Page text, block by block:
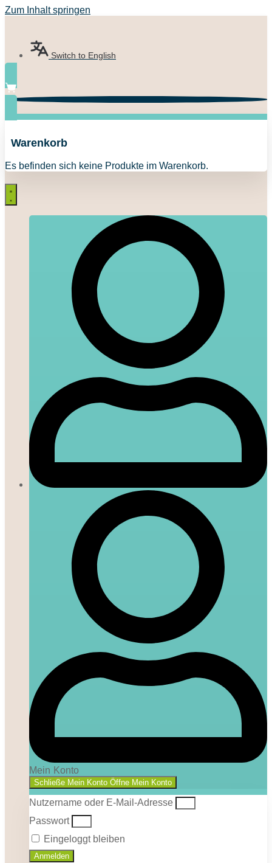
Zum Inhalt springen
Switch to English
Warenkorb
Es befinden sich keine Produkte im Warenkorb.
Mein Konto
Schließe Mein Konto Öffne Mein Konto
Nutzername oder E-Mail-Adresse
Passwort
Eingeloggt bleiben
Anmelden